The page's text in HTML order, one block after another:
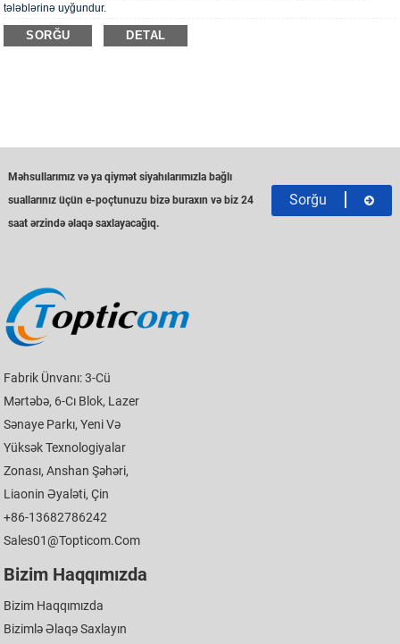
tələblərinə uyğundur.
SORĞU DETAL
Məhsullarımız və ya qiymət siyahılarımızla bağlı
suallarınız üçün e-poçtunuzu bizə buraxın və biz 24
saat ərzində əlaqə saxlayacağıq.
Sorğu
Fabrik Ünvanı: 3-Cü
Mərtəbə, 6-Cı Blok, Lazer
Sənaye Parkı, Yeni Və
Yüksək Texnologiyalar
Zonası, Anshan Şəhəri,
Liaonin Əyaləti, Çin
+86-13682786242
Sales01@topticom.com
Bizim Haqqımızda
Bizim Haqqımızda
Bizimlə Əlaqə Saxlayın